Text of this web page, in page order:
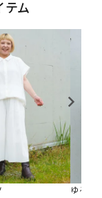
テム
ゆるや